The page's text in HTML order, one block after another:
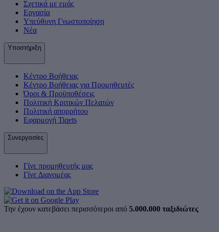
Σχετικά με εμάς
Εργασία
Υπεύθυνη Γνωστοποίηση
Νέα
Υποστήριξη
Κέντρο Βοήθειας
Κέντρο Βοήθειας για Προμηθευτές
Όροι & Προϋποθέσεις
Πολιτική Κριτικών Πελατών
Πολιτική απορρήτου
Εφαρμογή Tiqets
Συνεργασίες
Γίνε προμηθευτής μας
Γίνε Διανομέας
Την έχουν κατεβάσει περισσότεροι από 5.000.000 ταξιδιώτες